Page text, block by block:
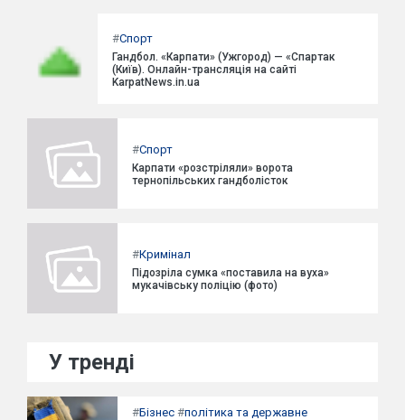
#Спорт
Гандбол. «Карпати» (Ужгород) — «Спартак
(Київ). Онлайн-трансляція на сайті
KarpatNews.in.ua
#Спорт
Карпати «розстріляли» ворота
тернопільських гандболісток
#Кримінал
Підозріла сумка «поставила на вуха»
мукачівську поліцію (фото)
У тренді
#Бізнес #політика та державне